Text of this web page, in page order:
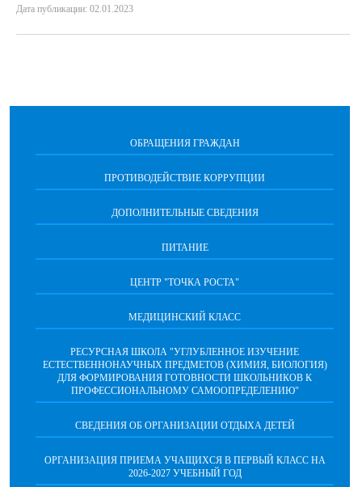
Дата публикации: 02.01.2023
ОБРАЩЕНИЯ ГРАЖДАН
ПРОТИВОДЕЙСТВИЕ КОРРУПЦИИ
ДОПОЛНИТЕЛЬНЫЕ СВЕДЕНИЯ
ПИТАНИЕ
ЦЕНТР "ТОЧКА РОСТА"
МЕДИЦИНСКИЙ КЛАСС
РЕСУРСНАЯ ШКОЛА "УГЛУБЛЕННОЕ ИЗУЧЕНИЕ
ЕСТЕСТВЕННОНАУЧНЫХ ПРЕДМЕТОВ (ХИМИЯ, БИОЛОГИЯ)
ДЛЯ ФОРМИРОВАНИЯ ГОТОВНОСТИ ШКОЛЬНИКОВ К
ПРОФЕССИОНАЛЬНОМУ САМООПРЕДЕЛЕНИЮ"
СВЕДЕНИЯ ОБ ОРГАНИЗАЦИИ ОТДЫХА ДЕТЕЙ
ОРГАНИЗАЦИЯ ПРИЕМА УЧАЩИХСЯ В ПЕРВЫЙ КЛАСС НА
2026-2027 УЧЕБНЫЙ ГОД